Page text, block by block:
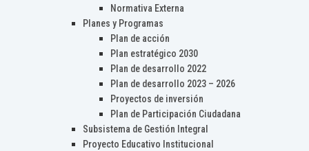
Normativa Externa
Planes y Programas
Plan de acción
Plan estratégico 2030
Plan de desarrollo 2022
Plan de desarrollo 2023 – 2026
Proyectos de inversión
Plan de Participación Ciudadana
Subsistema de Gestión Integral
Proyecto Educativo Institucional